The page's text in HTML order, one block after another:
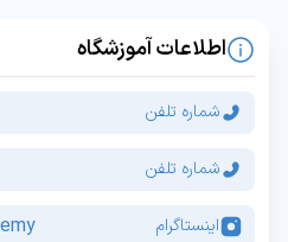
اطلاعات آموزشگاه
شماره تلفن
شماره تلفن
اینستاگرام